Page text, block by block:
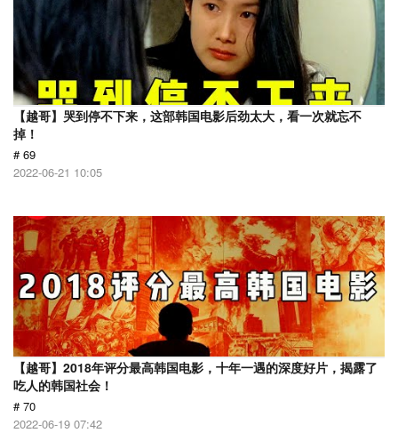
【越哥】哭到停不下来，这部韩国电影后劲太大，看一次就忘不
掉！
# 69
2022-06-21 10:05
【越哥】2018年评分最高韩国电影，十年一遇的深度好片，揭露了
吃人的韩国社会！
# 70
2022-06-19 07:42